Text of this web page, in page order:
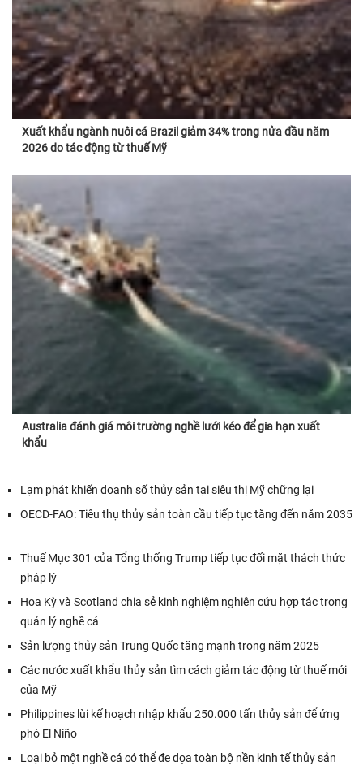
Xuất khẩu ngành nuôi cá Brazil giảm 34% trong nửa đầu năm
2026 do tác động từ thuế Mỹ
Australia đánh giá môi trường nghề lưới kéo để gia hạn xuất
khẩu
Lạm phát khiến doanh số thủy sản tại siêu thị Mỹ chững lại
OECD-FAO: Tiêu thụ thủy sản toàn cầu tiếp tục tăng đến năm 2035
Thuế Mục 301 của Tổng thống Trump tiếp tục đối mặt thách thức
pháp lý
Hoa Kỳ và Scotland chia sẻ kinh nghiệm nghiên cứu hợp tác trong
quản lý nghề cá
Sản lượng thủy sản Trung Quốc tăng mạnh trong năm 2025
Các nước xuất khẩu thủy sản tìm cách giảm tác động từ thuế mới
của Mỹ
Philippines lùi kế hoạch nhập khẩu 250.000 tấn thủy sản để ứng
phó El Niño
Loại bỏ một nghề cá có thể đe dọa toàn bộ nền kinh tế thủy sản